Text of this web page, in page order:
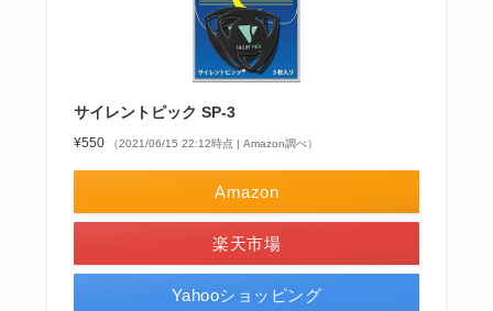
サイレントピック SP-3
¥550 （2021/06/15 22:12時点 | Amazon調べ）
Amazon
楽天市場
Yahooショッピング